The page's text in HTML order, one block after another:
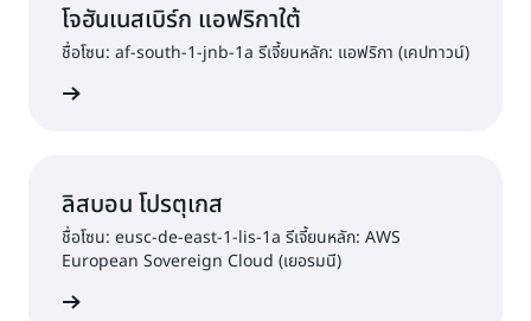
โจฮันเนสเบิร์ก แอฟริกาใต้
ชื่อโซน: af-south-1-jnb-1a รีเจี้ยนหลัก: แอฟริกา (เคปทาวน์)
ลิสบอน โปรตุเกส
ชื่อโซน: eusc-de-east-1-lis-1a รีเจี้ยนหลัก: AWS
European Sovereign Cloud (เยอรมนี)